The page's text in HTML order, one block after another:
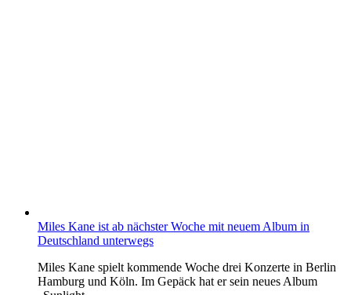
Miles Kane ist ab nächster Woche mit neuem Album in
Deutschland unterwegs
Miles Kane spielt kommende Woche drei Konzerte in Berlin
Hamburg und Köln. Im Gepäck hat er sein neues Album